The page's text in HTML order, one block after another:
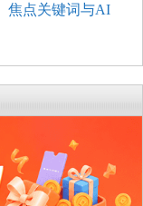
焦点关键词与AI